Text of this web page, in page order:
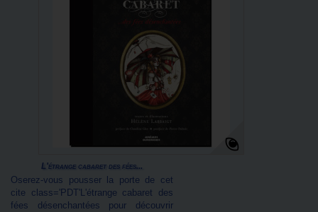
L'étrange cabaret des fées...
Oserez-vous pousser la porte de cet
cite class='PDT'L'étrange cabaret des
fées désenchantées pour découvrir